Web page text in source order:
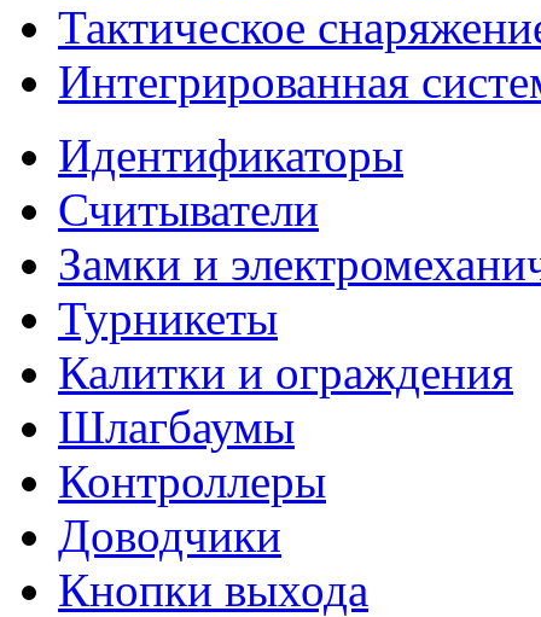
Тактическое
Интегрированная
Идентификаторы
Считыватели
Замки и
Турникеты
Калитки и ограждения
Шлагбаумы
Контроллеры
Доводчики
Кнопки выхода